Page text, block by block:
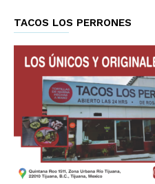
TACOS LOS PERRONES